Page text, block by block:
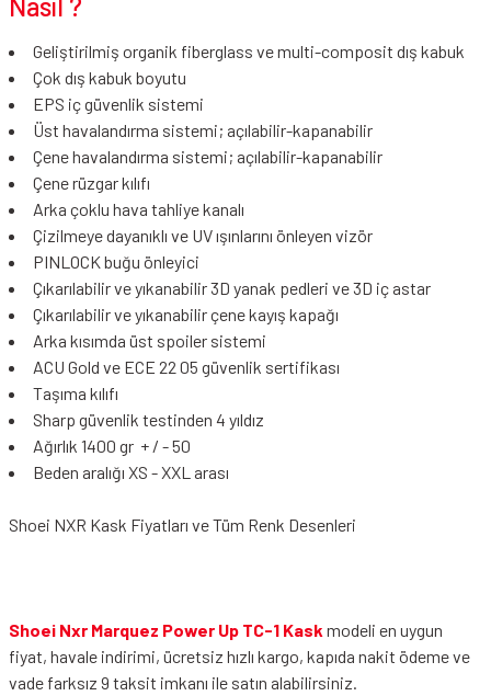
Geliştirilmiş organik fiberglass ve multi-composit dış kabuk
Çok dış kabuk boyutu
EPS iç güvenlik sistemi
Üst havalandırma sistemi; açılabilir-kapanabilir
Çene havalandırma sistemi; açılabilir-kapanabilir
Çene rüzgar kılıfı
Arka çoklu hava tahliye kanalı
Çizilmeye dayanıklı ve UV ışınlarını önleyen vizör
PINLOCK buğu önleyici
Çıkarılabilir ve yıkanabilir 3D yanak pedleri ve 3D iç astar
Çıkarılabilir ve yıkanabilir çene kayış kapağı
Arka kısımda üst spoiler sistemi
ACU Gold ve ECE 22 05 güvenlik sertifikası
Taşıma kılıfı
Sharp güvenlik testinden 4 yıldız
Ağırlık 1400 gr + / - 50
Beden aralığı XS - XXL arası
Shoei NXR Kask Fiyatları ve Tüm Renk Desenleri
Shoei Nxr Marquez Power Up TC-1 Kask modeli en uygun
fiyat, havale indirimi, ücretsiz hızlı kargo, kapıda nakit ödeme ve
vade farksız 9 taksit imkanı ile satın alabilirsiniz.